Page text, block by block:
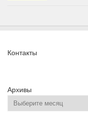
Контакты
Архивы